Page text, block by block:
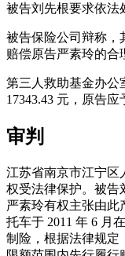
被告刘先根要求依法
被告保险公司辩称，
赔偿原告严素玲的合
第三人救助基金办公
17343.43 元，原告应
审判
江苏省南京市江宁区
权受法律保护。被告
严素玲有权主张由此
托车于 2011 年 6 月
制险，根据法律规定